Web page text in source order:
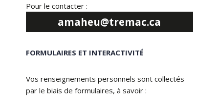
Pour le contacter :
amaheu@tremac.ca
FORMULAIRES ET INTERACTIVITÉ
Vos renseignements personnels sont collectés
par le biais de formulaires, à savoir :